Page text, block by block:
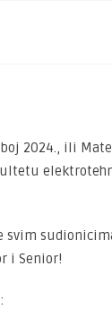
2024., ili
i Senior!